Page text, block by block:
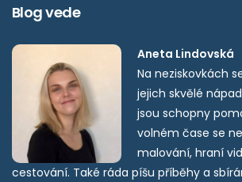
Blog vede
Aneta Lindovská
Na neziskovkách
jejich skvělé
jsou schopny
volném čase se
malování, hraní
cestování. Také ráda píšu příběhy a